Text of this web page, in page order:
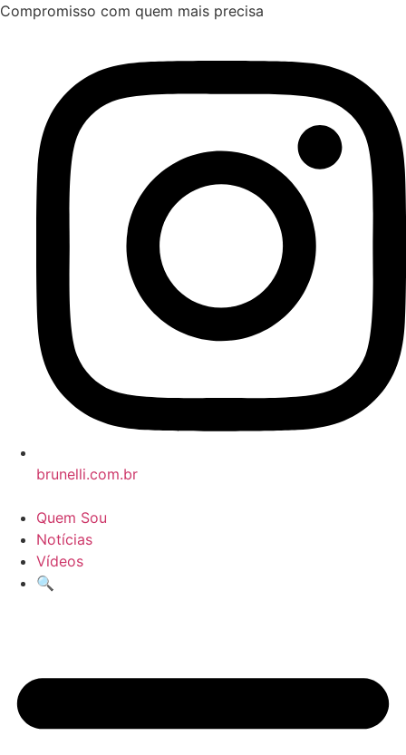
Ir
Compromisso com quem mais precisa
brunelli.com.br
Quem Sou
Notícias
Vídeos
🔍